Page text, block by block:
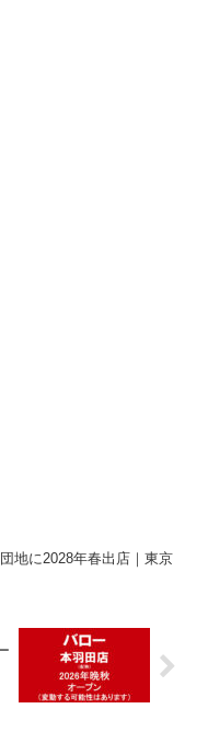
地に2028年春出店｜東京